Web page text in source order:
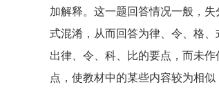
加解释。这一题回答情况一般，
式混淆，从而回答为律、令、格
出律、令、科、比的要点，而未
点，使教材中的某些内容较为相